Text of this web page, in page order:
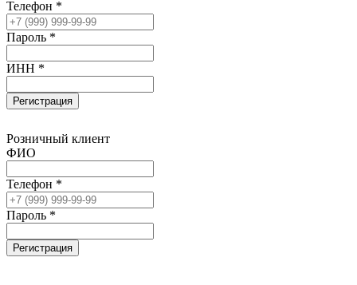
Телефон *
Пароль *
ИНН *
Регистрация
Розничный клиент
ФИО
Телефон *
Пароль *
Регистрация